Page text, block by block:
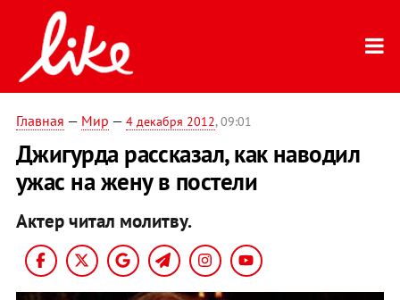
Главная — Мир — 4 декабря 2012, 09:01
Джигурда рассказал, как наводил
ужас на жену в постели
Актер читал молитву.